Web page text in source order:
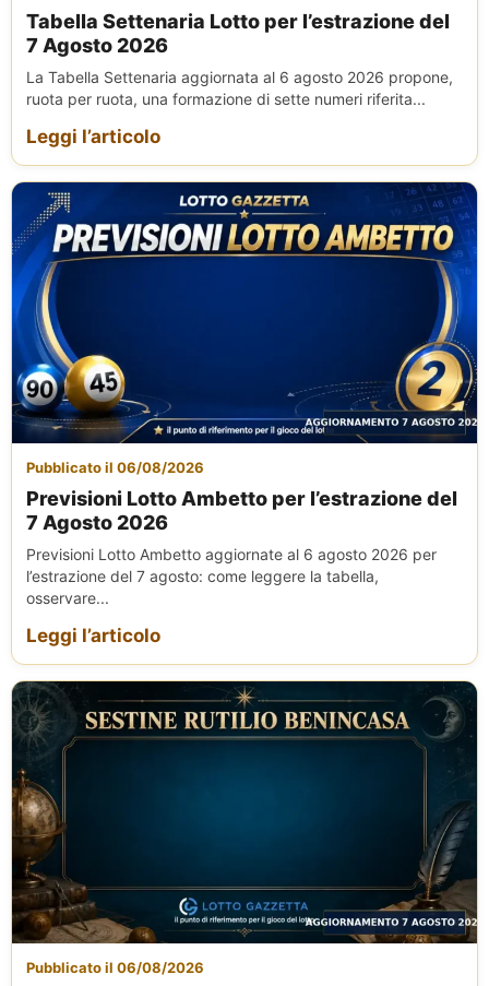
Tabella Settenaria Lotto per l’estrazione del
7 Agosto 2026
La Tabella Settenaria aggiornata al 6 agosto 2026 propone,
ruota per ruota, una formazione di sette numeri riferita...
Leggi l’articolo
Pubblicato il 06/08/2026
Previsioni Lotto Ambetto per l’estrazione del
7 Agosto 2026
Previsioni Lotto Ambetto aggiornate al 6 agosto 2026 per
l’estrazione del 7 agosto: come leggere la tabella,
osservare...
Leggi l’articolo
Pubblicato il 06/08/2026